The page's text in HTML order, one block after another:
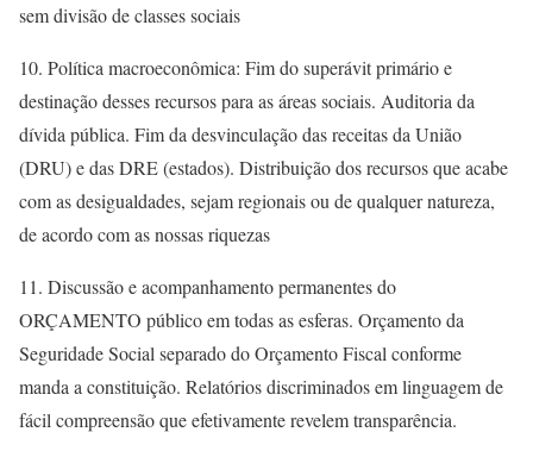
sem divisão de classes sociais
10. Política macroeconômica: Fim do superávit primário e
destinação desses recursos para as áreas sociais. Auditoria da
dívida pública. Fim da desvinculação das receitas da União
(DRU) e das DRE (estados). Distribuição dos recursos que acabe
com as desigualdades, sejam regionais ou de qualquer natureza,
de acordo com as nossas riquezas
11. Discussão e acompanhamento permanentes do
ORÇAMENTO público em todas as esferas. Orçamento da
Seguridade Social separado do Orçamento Fiscal conforme
manda a constituição. Relatórios discriminados em linguagem de
fácil compreensão que efetivamente revelem transparência.